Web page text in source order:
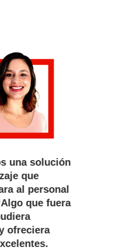
una solución
que
al personal
que fuera
ofreciera